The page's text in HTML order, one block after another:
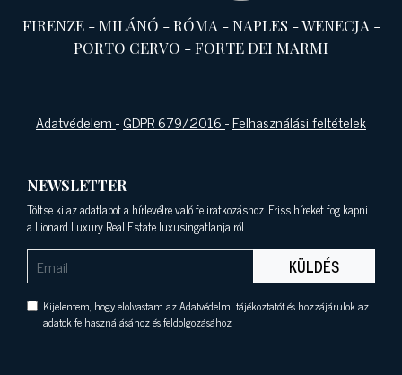
FIRENZE-MILÁNÓ -RÓMA -NAPLES -WENECJA -
PORTO CERVO -FORTE DEI MARMI
Adatvédelem-GDPR 679/2016-Felhasználási feltételek
NEWSLETTER
Töltse ki az adatlapot a hírlevélre való feliratkozáshoz. Friss híreket fog kapni
a Lionard Luxury Real Estate luxusingatlanjairól.
KÜLDÉS
Kijelentem, hogy elolvastam az Adatvédelmi tájékoztatót és hozzájárulok az
adatok felhasználásához és feldolgozásához